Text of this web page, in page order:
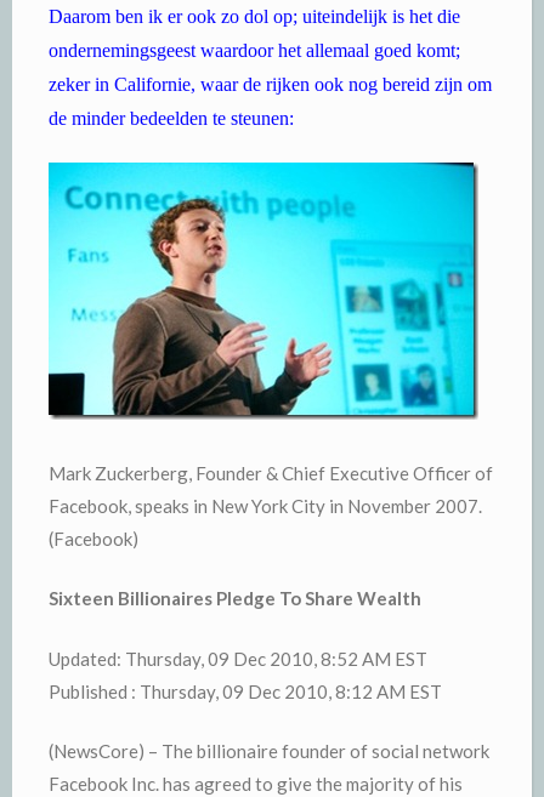
Daarom ben ik er ook zo dol op; uiteindelijk is het die
ondernemingsgeest waardoor het allemaal goed komt;
zeker in Californie, waar de rijken ook nog bereid zijn om
de minder bedeelden te steunen:
Mark Zuckerberg, Founder & Chief Executive Officer of
Facebook, speaks in New York City in November 2007.
(Facebook)
Sixteen Billionaires Pledge To Share Wealth
Updated: Thursday, 09 Dec 2010, 8:52 AM EST
Published : Thursday, 09 Dec 2010, 8:12 AM EST
(NewsCore) – The billionaire founder of social network
Facebook Inc. has agreed to give the majority of his